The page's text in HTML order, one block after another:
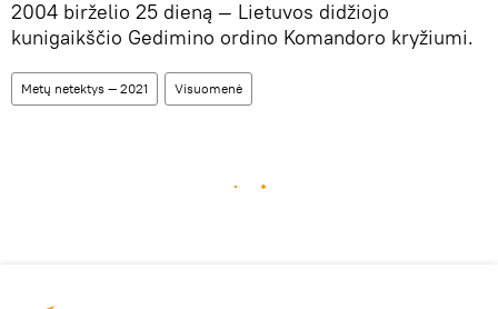
2004 birželio 25 dieną — Lietuvos didžiojo
kunigaikščio Gedimino ordino Komandoro kryžiumi.
Metų netektys — 2021 Visuomenė